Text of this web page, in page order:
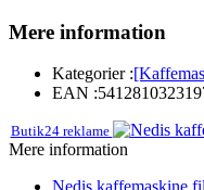
Mere information
Kategorier :
EAN :
Butik24 reklame
Mere information